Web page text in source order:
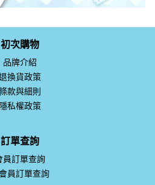
初次購物
品牌介紹
換貨政策
款與細則
隱私權政策
訂單查詢
員訂單查詢
員訂單查詢